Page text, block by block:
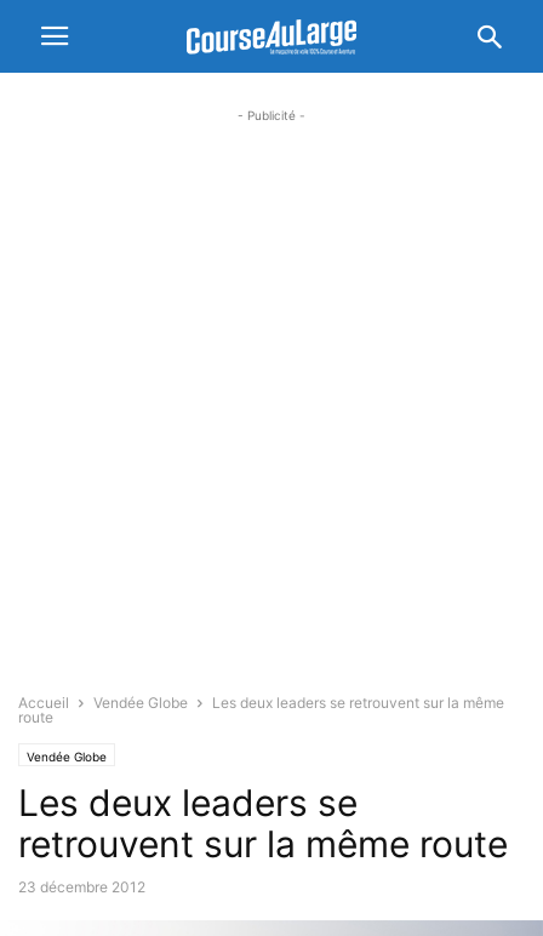
- Publicité -
Accueil Vendée Globe
Les deux leaders se retrouvent sur la même
route
Vendée Globe
Les deux leaders se
retrouvent sur la même route
23 décembre 2012